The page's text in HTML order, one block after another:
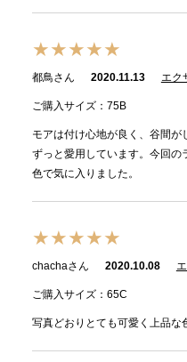
★★★★★
都鳥さん 2020.11.13 エク
ご購入サイズ：75B
モアは付け心地が良く、谷間が
ずっと愛用しています。今回の
色で気に入りました。
★★★★★
chachaさん 2020.10.08
ご購入サイズ：65C
写真どおりとても可愛く上品な